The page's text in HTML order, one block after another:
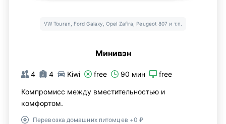
VW Touran, Ford Galaxy, Opel Zafira, Peugeot 807 и т.п.
Минивэн
4 4 Kiwi free 90 мин free
Компромисс между вместительностью и
комфортом.
Перевозка домашних питомцев +0 ₽